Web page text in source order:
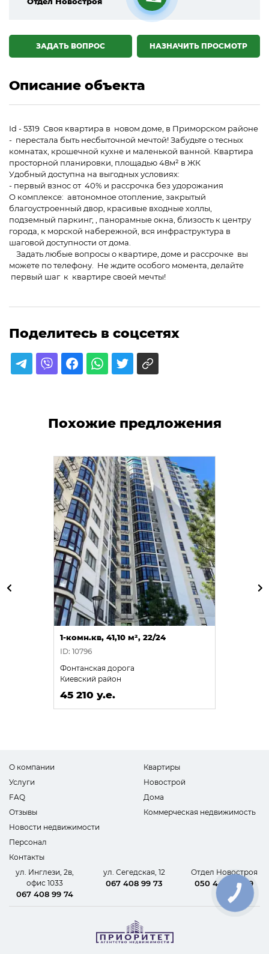
☎
НАЗНАЧИТЬ ПРОСМОТР
ЗАДАТЬ ВОПРОС
Описание объекта
Id - 5319 Своя квартира в новом доме, в Приморском районе
- перестала быть несбыточной мечтой! Забудьте о тесных
комнатах, крошечной кухне и маленькой ванной. Квартира
просторной планировки, площадью 48м² в ЖК
Удобный доступна на выгодных условиях:
- первый взнос от 40% и рассрочка без удорожания
О комплексе: автономное отопление, закрытый
благоустроенный двор, красивые входные холлы,
подземный паркинг, , панорамные окна, близость к центру
города, к морской набережной, вся инфраструктура в
шаговой доступности от дома.
Задать любые вопросы о квартире, доме и рассрочке вы
можете по телефону. Не ждите особого момента, делайте
первый шаг к квартире своей мечты!
Поделитесь в соцсетях
Похожие предложения
1-комн.кв, 41,10 м², 22/24
ID: 10796
Фонтанская дорога
Киевский район
45 210 у.е.
О компании
Услуги
FAQ
Отзывы
Новости недвижимости
Персонал
Контакты
Квартиры
Новострой
Дома
Коммерческая недвижимость
ул. Инглези, 2в,
офис 1033
067 408 99 74
ул. Сегедская, 12
067 408 99 73
Отдел Новостроя
050 440 62 09
КНОПКА
СВЯЗИ